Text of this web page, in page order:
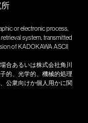
or electronic process,
system, transmitted
of KADOKAWA ASCII
合あるいは株式会社角川
的、光学的、機械的処理
公衆向けか個人用かに関